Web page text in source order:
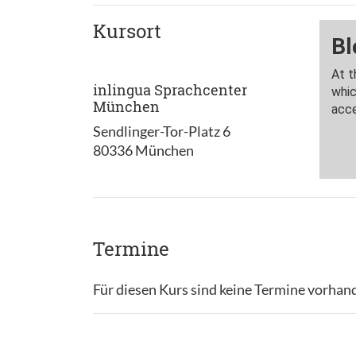
Kursort
inlingua Sprachcenter
München
Sendlinger-Tor-Platz 6
80336 München
Termine
Für diesen Kurs sind keine Termine